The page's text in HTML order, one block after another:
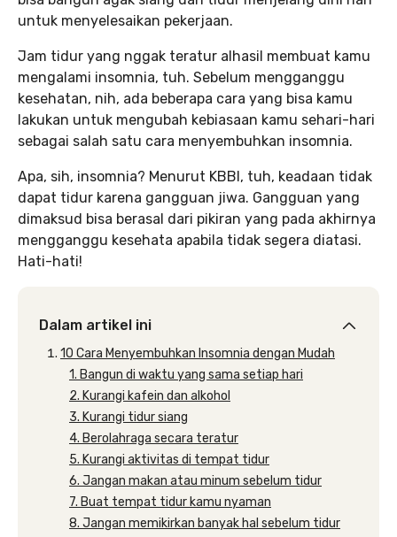
untuk menyelesaikan pekerjaan.
Jam tidur yang nggak teratur alhasil membuat kamu
mengalami insomnia, tuh. Sebelum mengganggu
kesehatan, nih, ada beberapa cara yang bisa kamu
lakukan untuk mengubah kebiasaan kamu sehari-hari
sebagai salah satu cara menyembuhkan insomnia.
Apa, sih, insomnia? Menurut KBBI, tuh, keadaan tidak
dapat tidur karena gangguan jiwa. Gangguan yang
dimaksud bisa berasal dari pikiran yang pada akhirnya
mengganggu kesehata apabila tidak segera diatasi.
Hati-hati!
Dalam artikel ini
10 Cara Menyembuhkan Insomnia dengan Mudah
1. Bangun di waktu yang sama setiap hari
2. Kurangi kafein dan alkohol
3. Kurangi tidur siang
4. Berolahraga secara teratur
5. Kurangi aktivitas di tempat tidur
6. Jangan makan atau minum sebelum tidur
7. Buat tempat tidur kamu nyaman
8. Jangan memikirkan banyak hal sebelum tidur